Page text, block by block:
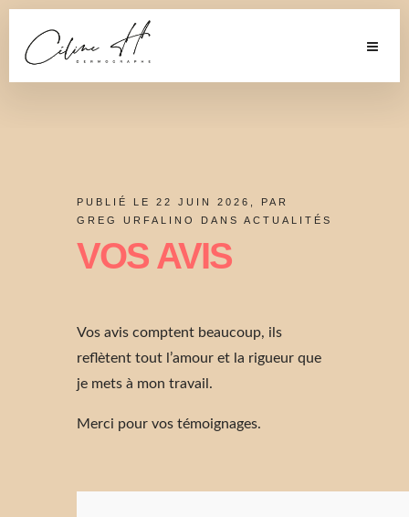
PUBLIÉ LE 22 JUIN 2026, PAR
GREG URFALINO DANS ACTUALITÉS
VOS AVIS
Vos avis comptent beaucoup, ils
reflètent tout l’amour et la rigueur que
je mets à mon travail.
Merci pour vos témoignages.